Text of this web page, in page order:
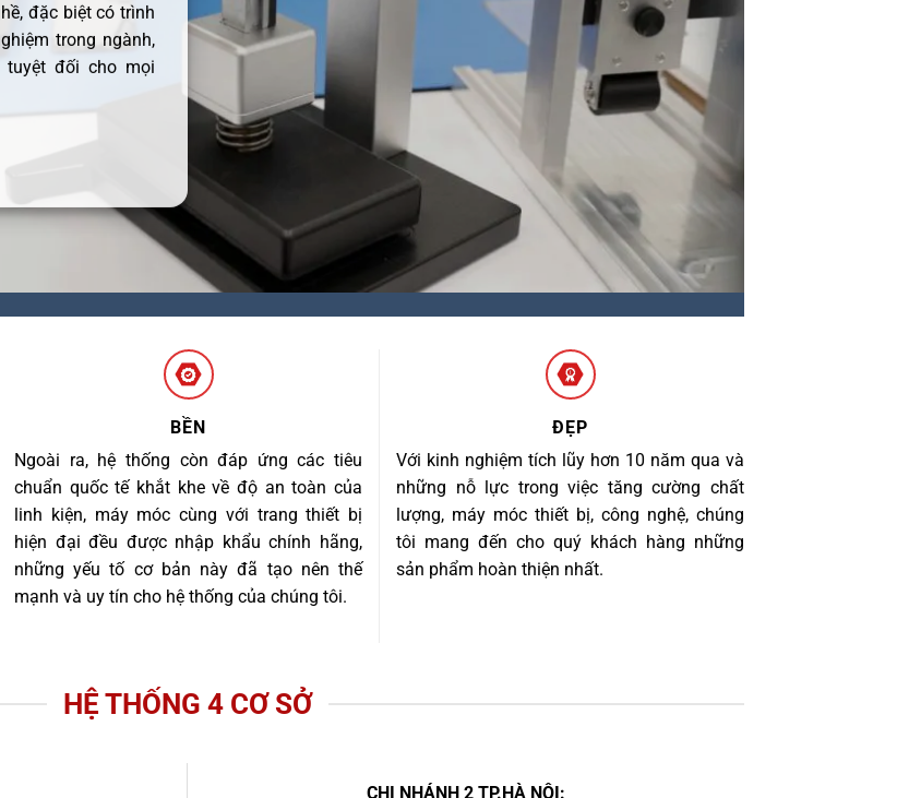
đặc biệt có trình
trong ngành,
đối cho mọi
BỀN
Ngoài ra, hệ thống còn đáp ứng các tiêu
chuẩn quốc tế khắt khe về độ an toàn của
linh kiện, máy móc cùng với trang thiết bị
hiện đại đều được nhập khẩu chính hãng,
những yếu tố cơ bản này đã tạo nên thế
mạnh và uy tín cho hệ thống của chúng tôi.
ĐẸP
Với kinh nghiệm tích lũy hơn 10 năm qua và
những nỗ lực trong việc tăng cường chất
lượng, máy móc thiết bị, công nghệ, chúng
tôi mang đến cho quý khách hàng những
sản phẩm hoàn thiện nhất.
HỆ THỐNG 4 CƠ SỞ
CHI NHÁNH 2 TP.HÀ NỘI: